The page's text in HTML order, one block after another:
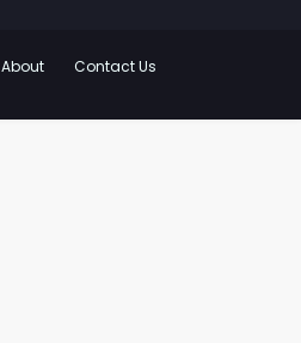
About Contact Us